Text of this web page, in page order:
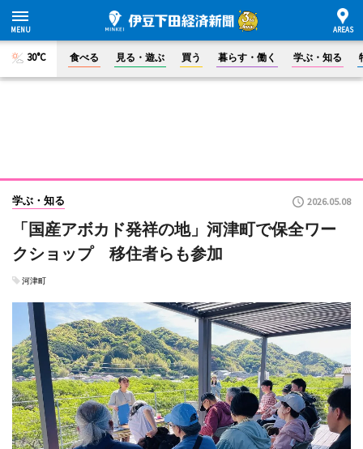
30°C 食べる 見る・遊ぶ 買う 暮らす・働く 学ぶ・知る
学ぶ・知る 2026.05.08
「国産アボカド発祥の地」河津町で保全ワー
クショップ 移住者らも参加
河津町